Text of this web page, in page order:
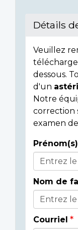
Détails
Veuillez
dessous.
d'un
Notre
correction
examen
Donor
Details
Prénom(s)
Nom de
Courriel